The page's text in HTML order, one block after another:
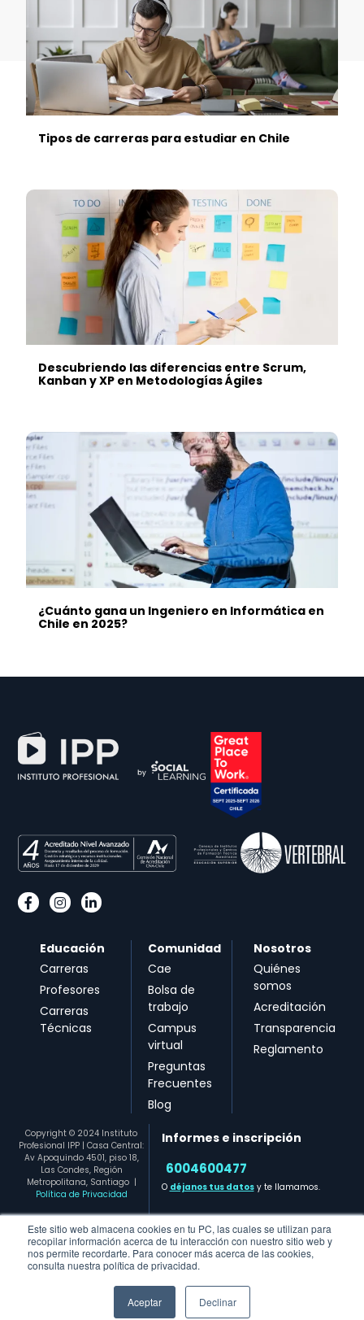
Este sitio web almacena cookies en tu PC, las cuales se utilizan para
recopilar información acerca de tu interacción con nuestro sitio web y
nos permite recordarte. Para conocer más acerca de las cookies,
consulta nuestra política de privacidad.
Aceptar Declinar
Tipos de carreras para estudiar en Chile
Descubriendo las diferencias entre Scrum,
Kanban y XP en Metodologías Ágiles
¿Cuánto gana un Ingeniero en Informática en
Chile en 2025?
Educación
Carreras
Profesores
Carreras
Técnicas
Comunidad
Cae
Bolsa de
trabajo
Campus
virtual
Preguntas
Frecuentes
Blog
Nosotros
Quiénes
somos
Acreditación
Transparencia
Reglamento
Copyright © 2024 Instituto
Profesional IPP | Casa Central:
Av Apoquindo 4501, piso 18,
Las Condes, Región
Metropolitana, Santiago |
Política de Privacidad
Informes e inscripción
6004600477​
O déjanos tus datosy te llamamos.